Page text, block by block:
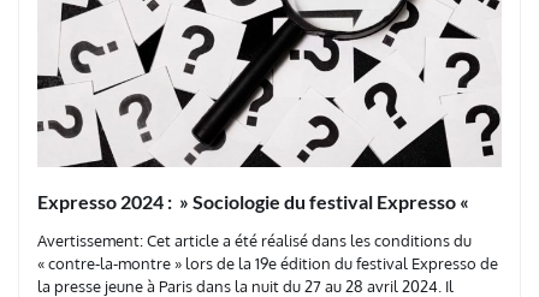
Expresso 2024 : » Sociologie du festival Expresso «
Avertissement: Cet article a été réalisé dans les conditions du
« contre-la-montre » lors de la 19e édition du festival Expresso de
la presse jeune à Paris dans la nuit du 27 au 28 avril 2024. Il